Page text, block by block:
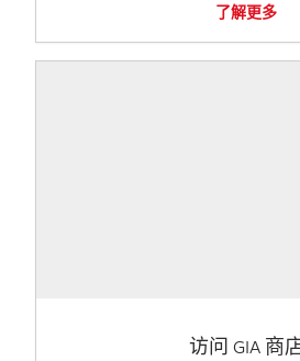
了解更多
访问 GIA 商